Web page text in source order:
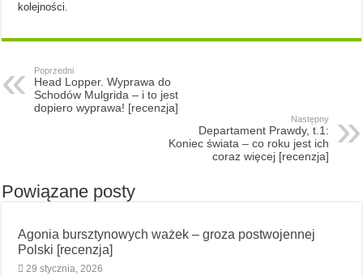
kolejności.
Poprzedni
Head Lopper. Wyprawa do
Schodów Mulgrida – i to jest
dopiero wyprawa! [recenzja]
Następny
Departament Prawdy, t.1:
Koniec świata – co roku jest ich
coraz więcej [recenzja]
Powiązane posty
Agonia bursztynowych ważek – groza postwojennej
Polski [recenzja]
29 stycznia, 2026